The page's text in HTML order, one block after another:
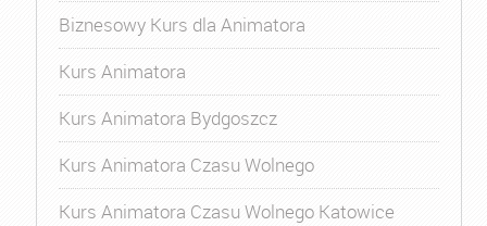
Biznesowy Kurs dla Animatora
Kurs Animatora
Kurs Animatora Bydgoszcz
Kurs Animatora Czasu Wolnego
Kurs Animatora Czasu Wolnego Katowice